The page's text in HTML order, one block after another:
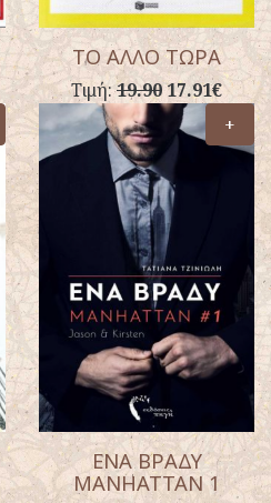
ΤΟ ΑΛΛΟ ΤΩΡΑ
Τιμή:19.9017.91€
+
ΕΝΑ ΒΡΑΔΥ
MANHATTAN 1